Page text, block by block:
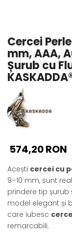
Pandantive cu
Brose cu Perle
Cercei
mm, AAA,
Șurub cu
574,20 RON
Acești cercei cu
9–10 mm, sunt
prindere tip șurub
model elegant și
care iubesc
remarcabili.